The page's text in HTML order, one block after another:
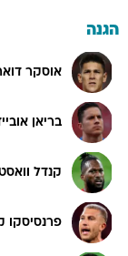
הגנה
אוסקר
בריאן
קנדל
פרנסיסקו